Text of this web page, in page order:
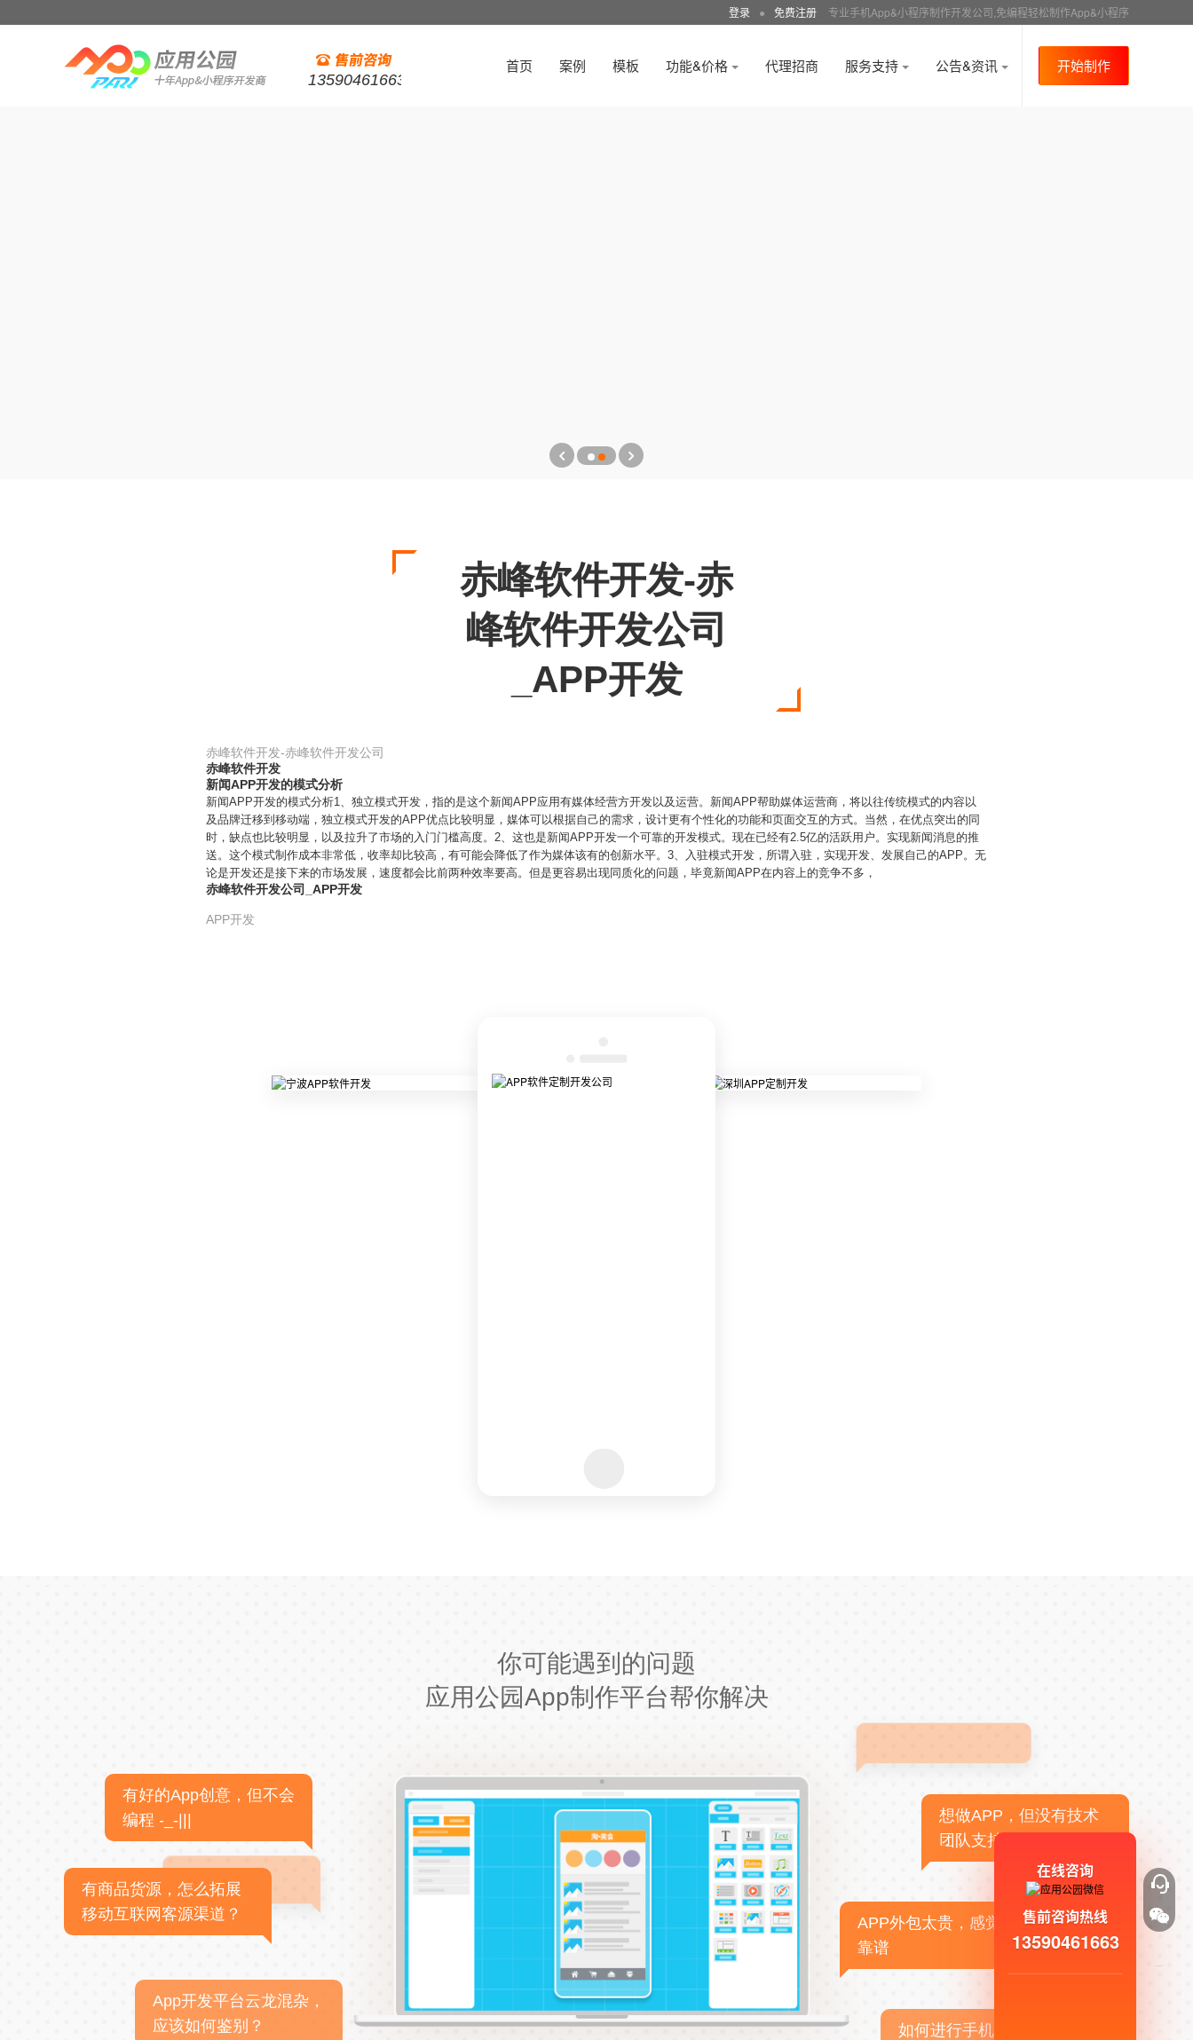
登录 ● 免费注册 专业手机App&小程序制作开发公司,免编程轻松制作App&小程序
13590461663
首页 案例 模板 功能&价格 代理招商 服务支持 公告&资讯 开始制作
赤峰软件开发-赤
峰软件开发公司
_APP开发
赤峰软件开发-赤峰软件开发公司
赤峰软件开发
新闻APP开发的模式分析
新闻APP开发的模式分析1、独立模式开发，指的是这个新闻APP应用有媒体经营方开发以及运营。新闻APP帮助媒体运营商，将以往传统模式的内容以
及品牌迁移到移动端，独立模式开发的APP优点比较明显，媒体可以根据自己的需求，设计更有个性化的功能和页面交互的方式。当然，在优点突出的同
时，缺点也比较明显，以及拉升了市场的入门门槛高度。2、这也是新闻APP开发一个可靠的开发模式。现在已经有2.5亿的活跃用户。实现新闻消息的推
送。这个模式制作成本非常低，收率却比较高，有可能会降低了作为媒体该有的创新水平。3、入驻模式开发，所谓入驻，实现开发、发展自己的APP。无
论是开发还是接下来的市场发展，速度都会比前两种效率要高。但是更容易出现同质化的问题，毕竟新闻APP在内容上的竞争不多，
赤峰软件开发公司_APP开发
APP开发
你可能遇到的问题
应用公园App制作平台帮你解决
有好的App创意，但不会
编程 -_-|||
有商品货源，怎么拓展
移动互联网客源渠道？
App开发平台云龙混杂，
应该如何鉴别？
想做APP，但没有技术
团队支持
APP外包太贵，感觉不
靠谱
如何进行手机APP商业
在线咨询
售前咨询热线
13590461663